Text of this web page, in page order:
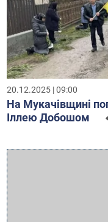
20.12.2025 | 09:00
На Мукачівщині
Іллею Добошом